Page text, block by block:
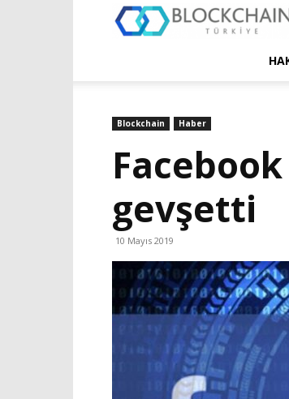
Blockchain Haber
gevşetti
10 Mayıs 2019